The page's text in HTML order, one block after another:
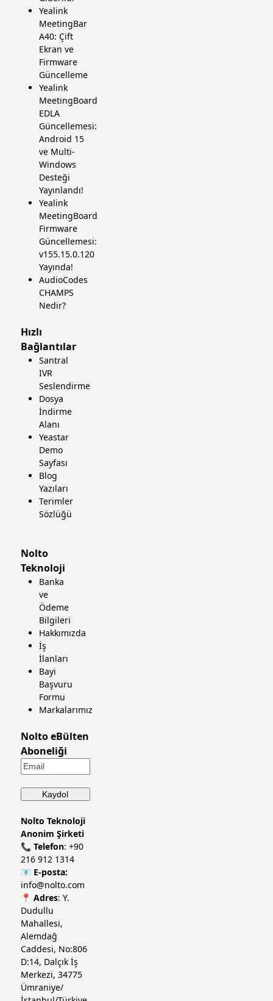
Yealink
MeetingBar
A40: Çift
Ekran ve
Firmware
Güncelleme
Yealink
MeetingBoard
EDLA
Güncellemesi:
Android 15
ve Multi-
Windows
Desteği
Yayınlandı!
Yealink
MeetingBoard
Firmware
Güncellemesi:
v155.15.0.120
Yayında!
AudioCodes
CHAMPS
Nedir?
Hızlı
Bağlantılar
Santral
IVR
Seslendirme
Dosya
İndirme
Alanı
Yeastar
Demo
Sayfası
Blog
Yazıları
Terimler
Sözlüğü
Nolto
Teknoloji
Banka
ve
Ödeme
Bilgileri
Hakkımızda
İş
İlanları
Bayi
Başvuru
Formu
Markalarımız
Nolto eBülten
Aboneliği
Nolto Teknoloji
Anonim Şirketi
📞 Telefon: +90
216 912 1314
📧 E-posta:
info@nolto.com
📍 Adres: Y.
Dudullu
Mahallesi,
Alemdağ
Caddesi, No:806
D:14, Dalçık İş
Merkezi, 34775
Ümraniye/